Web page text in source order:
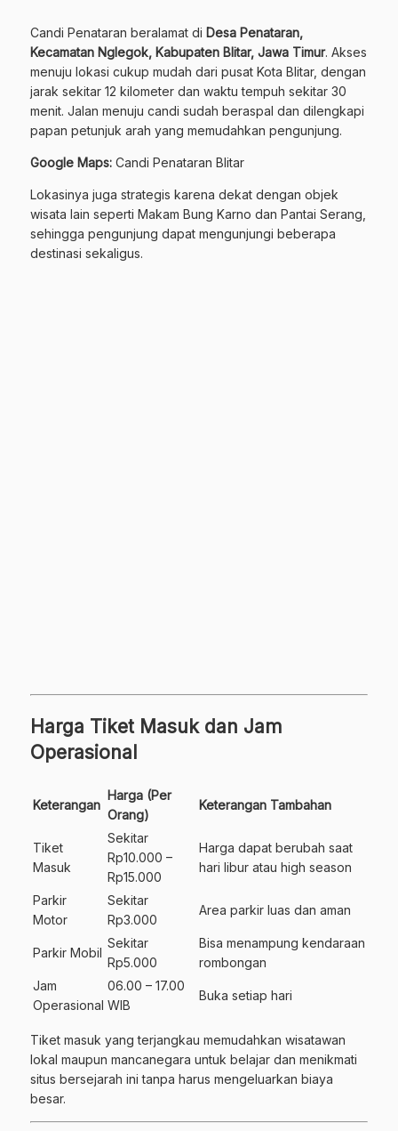
Candi Penataran beralamat di Desa Penataran,
Kecamatan Nglegok, Kabupaten Blitar, Jawa Timur. Akses
menuju lokasi cukup mudah dari pusat Kota Blitar, dengan
jarak sekitar 12 kilometer dan waktu tempuh sekitar 30
menit. Jalan menuju candi sudah beraspal dan dilengkapi
papan petunjuk arah yang memudahkan pengunjung.
Google Maps: Candi Penataran Blitar
Lokasinya juga strategis karena dekat dengan objek
wisata lain seperti Makam Bung Karno dan Pantai Serang,
sehingga pengunjung dapat mengunjungi beberapa
destinasi sekaligus.
Harga Tiket Masuk dan Jam
Operasional
Keterangan
Harga (Per
Orang)
Keterangan Tambahan
Tiket
Masuk
Sekitar
Rp10.000 –
Rp15.000
Harga dapat berubah saat
hari libur atau high season
Parkir
Motor
Sekitar
Rp3.000
Area parkir luas dan aman
Parkir Mobil
Sekitar
Rp5.000
Bisa menampung kendaraan
rombongan
Jam
Operasional
06.00 – 17.00
WIB
Buka setiap hari
Tiket masuk yang terjangkau memudahkan wisatawan
lokal maupun mancanegara untuk belajar dan menikmati
situs bersejarah ini tanpa harus mengeluarkan biaya
besar.